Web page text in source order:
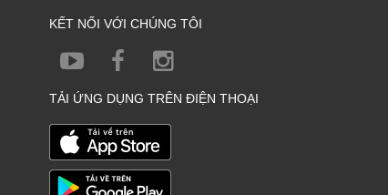
KẾT NỐI VỚI CHÚNG TÔI
TẢI ỨNG DỤNG TRÊN ĐIỆN THOẠI